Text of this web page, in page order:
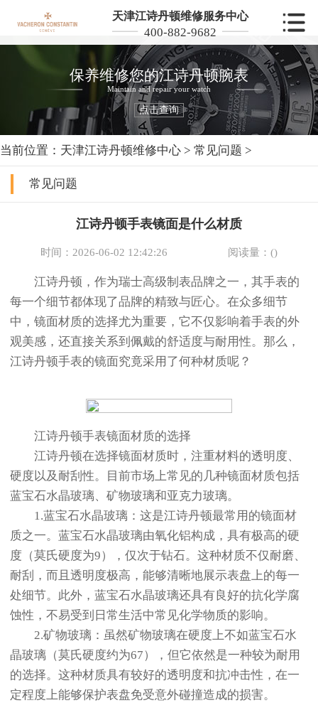
天津江诗丹顿维修服务中心
400-882-9682
保养维修您的江诗丹顿腕表
Maintain and repair your watch
点击查询
当前位置： 天津江诗丹顿维修中心 > 常见问题 >
常见问题
江诗丹顿手表镜面是什么材质
时间：2026-06-02 12:42:26 阅读量：()
江诗丹顿，作为瑞士高级制表品牌之一，其手表的
每一个细节都体现了品牌的精致与匠心。在众多细节
中，镜面材质的选择尤为重要，它不仅影响着手表的外
观美感，还直接关系到佩戴的舒适度与耐用性。那么，
江诗丹顿手表的镜面究竟采用了何种材质呢？
江诗丹顿手表镜面材质的选择
江诗丹顿在选择镜面材质时，注重材料的透明度、
硬度以及耐刮性。目前市场上常见的几种镜面材质包括
蓝宝石水晶玻璃、矿物玻璃和亚克力玻璃。
1.蓝宝石水晶玻璃：这是江诗丹顿最常用的镜面材
质之一。蓝宝石水晶玻璃由氧化铝构成，具有极高的硬
度（莫氏硬度为9），仅次于钻石。这种材质不仅耐磨、
耐刮，而且透明度极高，能够清晰地展示表盘上的每一
处细节。此外，蓝宝石水晶玻璃还具有良好的抗化学腐
蚀性，不易受到日常生活中常见化学物质的影响。
2.矿物玻璃：虽然矿物玻璃在硬度上不如蓝宝石水
晶玻璃（莫氏硬度约为67），但它依然是一种较为耐用
的选择。这种材质具有较好的透明度和抗冲击性，在一
定程度上能够保护表盘免受意外碰撞造成的损害。